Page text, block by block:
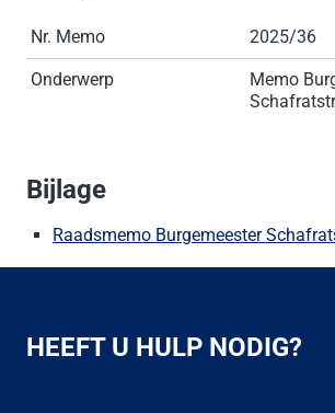
Nr. Memo 2025/36
Onderwerp
Memo
Bijlage
Raadsmemo Burgemeester
HEEFT U HULP NODIG?